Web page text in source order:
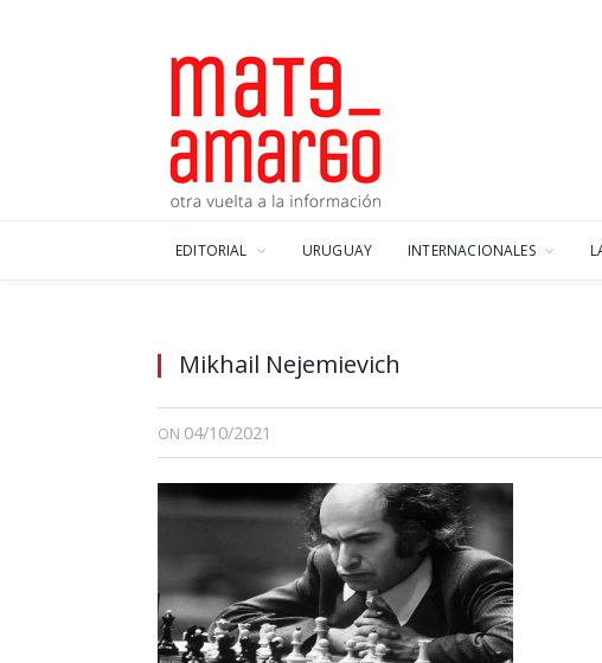
EDITORIAL URUGUAY INTERNACIONALES
Mikhail Nejemievich
ON 04/10/2021